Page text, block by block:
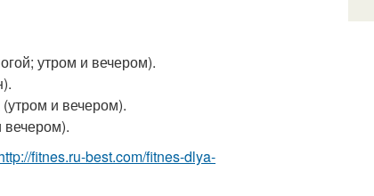
утром и вечером).
и вечером).
вечером).
fitnes.ru-best.com/fitnes-dlya-